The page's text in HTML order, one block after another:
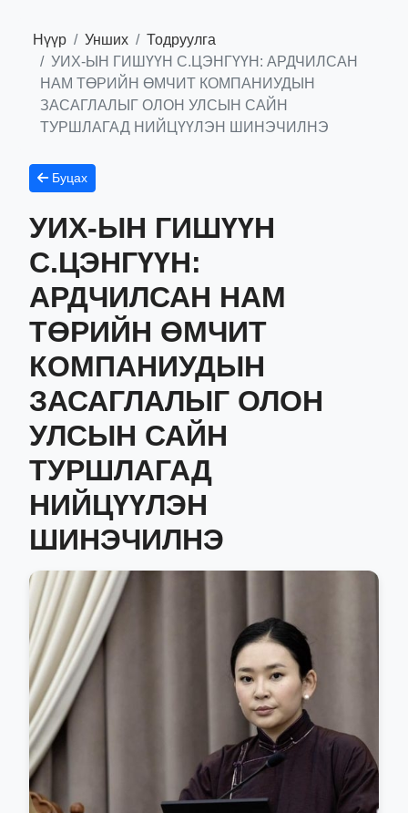
Нүүр Унших
Тодруулга
УИХ-ЫН ГИШҮҮН С.ЦЭНГҮҮН: АРДЧИЛСАН
НАМ ТӨРИЙН ӨМЧИТ КОМПАНИУДЫН
ЗАСАГЛАЛЫГ ОЛОН УЛСЫН САЙН
ТУРШЛАГАД НИЙЦҮҮЛЭН ШИНЭЧИЛНЭ
Буцах
УИХ-ЫН ГИШҮҮН
С.ЦЭНГҮҮН:
АРДЧИЛСАН НАМ
ТӨРИЙН ӨМЧИТ
КОМПАНИУДЫН
ЗАСАГЛАЛЫГ ОЛОН
УЛСЫН САЙН
ТУРШЛАГАД
НИЙЦҮҮЛЭН
ШИНЭЧИЛНЭ